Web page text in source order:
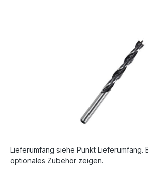
Lieferumfang siehe Punkt Lieferumfang.
optionales Zubehör zeigen.